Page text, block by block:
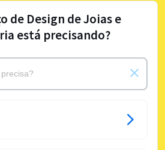
de Design de Joias e
está precisando?